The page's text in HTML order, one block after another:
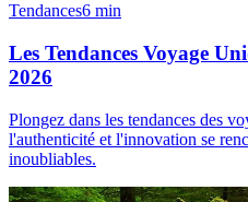
Tendances6 min
Les Tendances Voyage
2026
Plongez dans les tendances des
l'authenticité et l'innovation se
inoubliables.